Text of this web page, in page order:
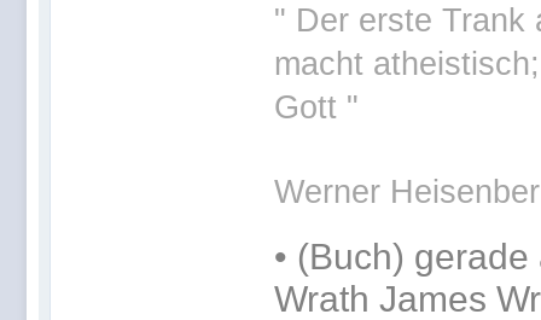
" Der erste Trank
macht
Gott "
Werner
• (Buch) gerade
Wrath James